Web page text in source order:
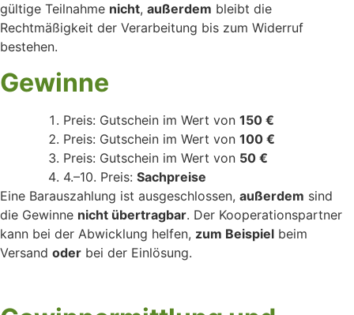
gültige Teilnahme nicht, außerdem bleibt die
Rechtmäßigkeit der Verarbeitung bis zum Widerruf
bestehen.
Gewinne
Preis: Gutschein im Wert von 150 €
Preis: Gutschein im Wert von 100 €
Preis: Gutschein im Wert von 50 €
4.–10. Preis: Sachpreise
Eine Barauszahlung ist ausgeschlossen, außerdem sind
die Gewinne nicht übertragbar. Der Kooperationspartner
kann bei der Abwicklung helfen, zum Beispiel beim
Versand oder bei der Einlösung.